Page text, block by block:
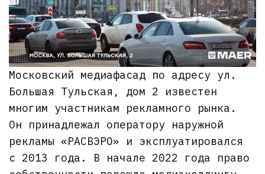
Московский медиафасад по адресу ул.
Большая Тульская, дом 2 известен
многим участникам рекламного рынка.
Он принадлежал оператору наружной
рекламы «РАСВЭРО» и эксплуатировался
с 2013 года. В начале 2022 года право